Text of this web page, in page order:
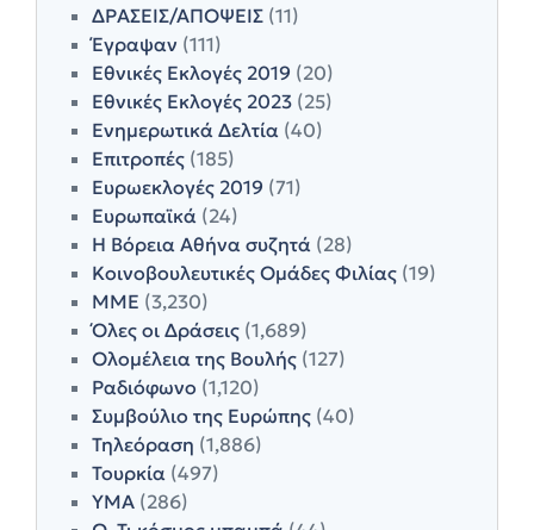
ΔΡΑΣΕΙΣ/ΑΠΟΨΕΙΣ (11)
Έγραψαν (111)
Εθνικές Εκλογές 2019 (20)
Εθνικές Εκλογές 2023 (25)
Ενημερωτικά Δελτία (40)
Επιτροπές (185)
Ευρωεκλογές 2019 (71)
Ευρωπαϊκά (24)
Η Βόρεια Αθήνα συζητά (28)
Κοινοβουλευτικές Ομάδες Φιλίας (19)
ΜΜΕ (3,230)
Όλες οι Δράσεις (1,689)
Ολομέλεια της Βουλής (127)
Ραδιόφωνο (1,120)
Συμβούλιο της Ευρώπης (40)
Τηλεόραση (1,886)
Τουρκία (497)
ΥΜΑ (286)